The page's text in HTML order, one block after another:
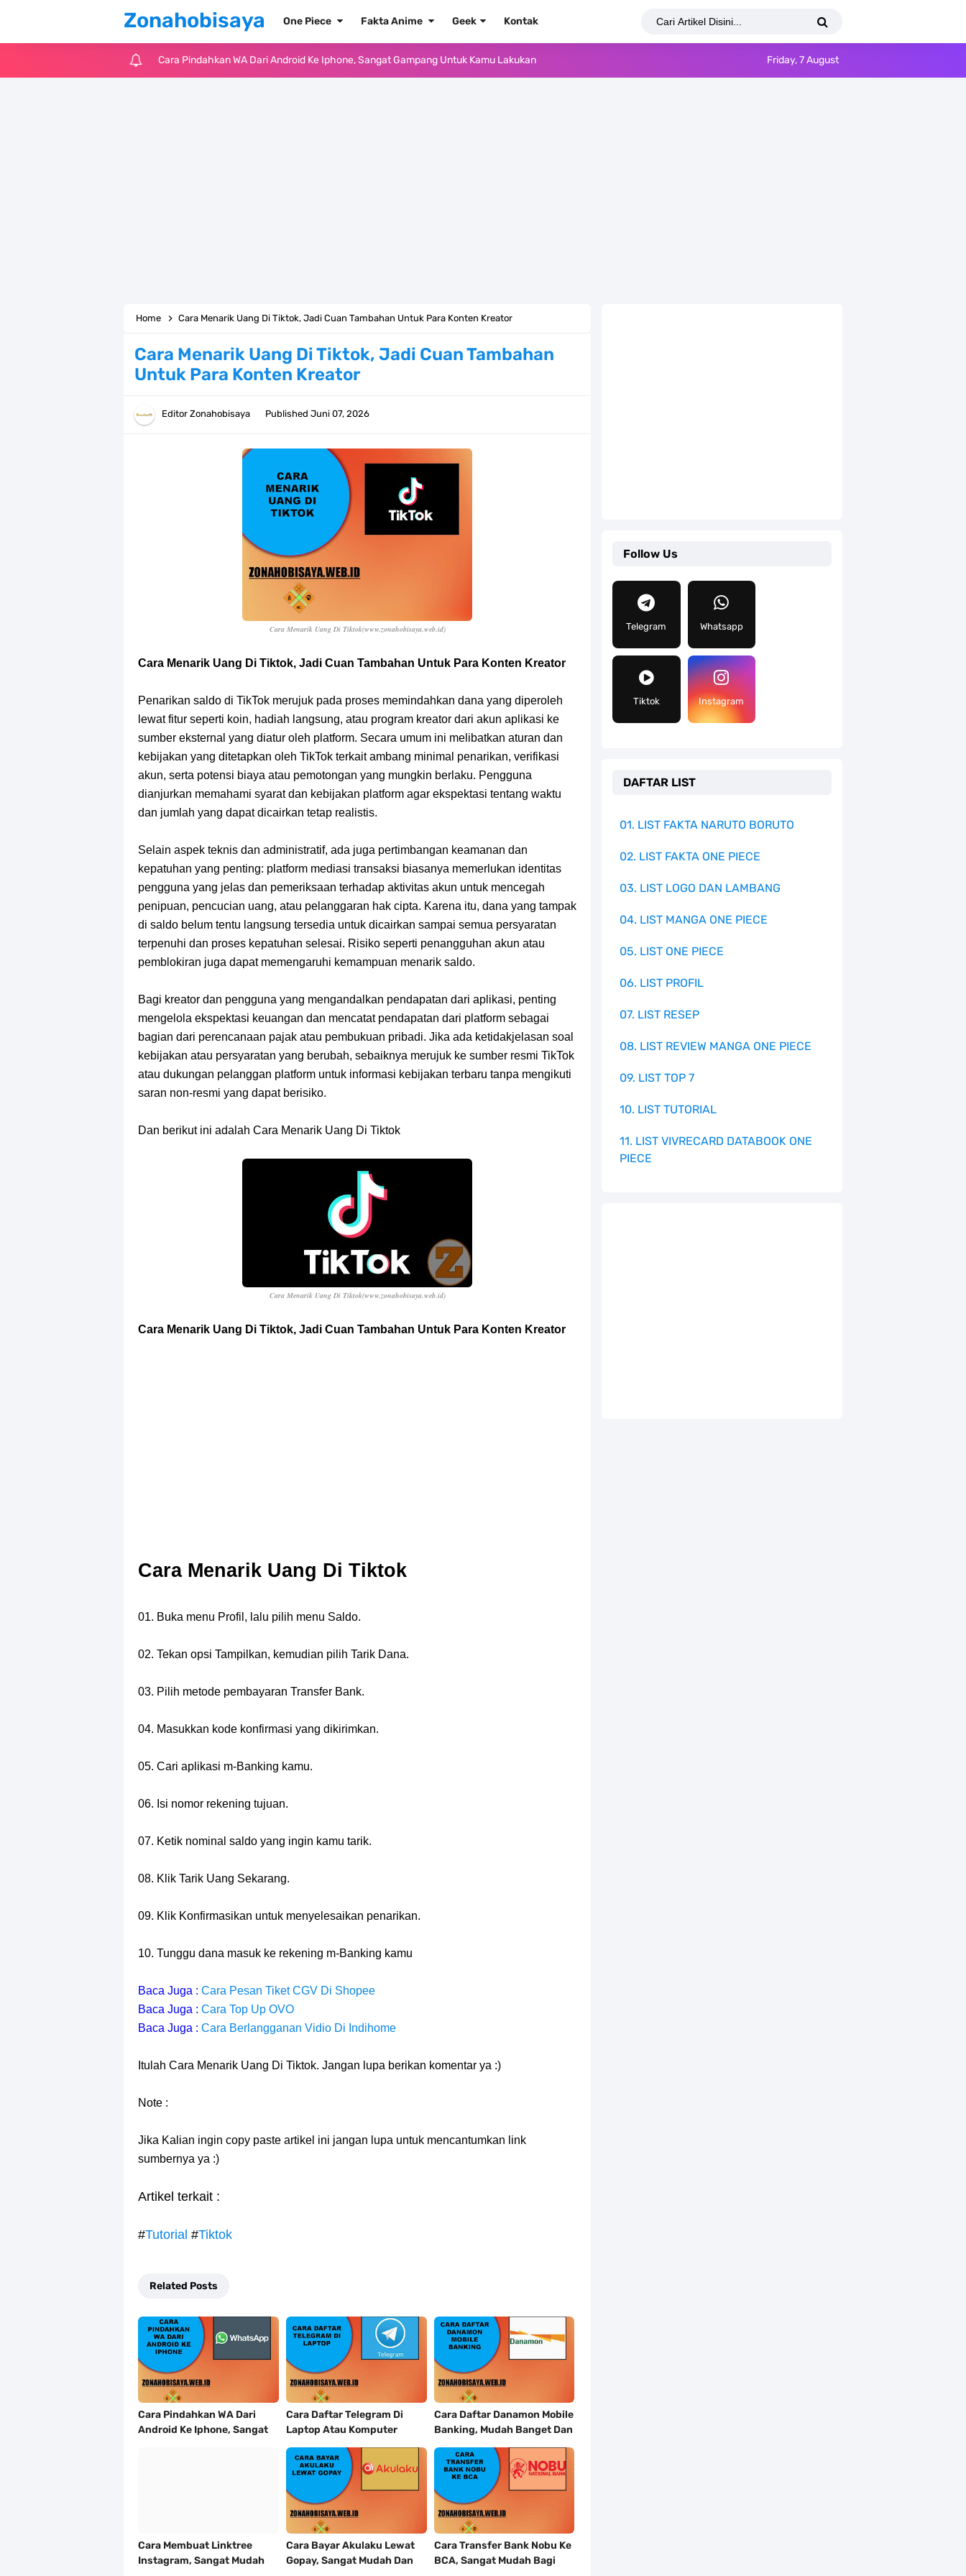
Zonahobisaya One Piece Fakta Anime Geek Kontak
Cara Pindahkan WA Dari Android Ke Iphone, Sangat Gampang Untuk Kamu Lakukan
Arti Bendera Barbados, Negara Kepulauan Yang Terletak Di Kawasan Karibia
7 Fakta Ivankov One Piece, Orang Yang Mampu Menipu Sensor Wanita Milik Sanji
7 Klub Pertama Yang Menjuarai Liga Champions, Apa Klub Jagoan Kamu Termasuk
Arti Bendera Palau, Negara Kepulauan Yang Berada Di Kawasan Pasifik Barat
Cara Membuat Linktree Instagram, Sangat Mudah Untuk Kamu Lakukan Sendiri
7 Fakta Gaban One Piece, Orang Yang Telah Memberikan Kunci Borgol Milik Loki
Arti Bendera Seychelles, Negara Kepulauan Yang Terletak Di Samudra Hindia
Cara Bayar Akulaku Lewat Gopay, Sangat Mudah Dan Tidak Ribet Sama Sekali
7 Fakta Queen One Piece, All Star Yang Jadi Penanggung Jawab Penjara Udon
7 Fakta Brook One Piece, Mantan Kapten Yang Poster Bountynya Poster Konser
7 Kapal Pesiar Terberat Di Dunia, Simbol Ambisi Industri Pariwisata Laut
Arti Bendera Tanzania, Ada Di Afrika Dengan Bentang Alam Yang Sangat Beragam
Friday, 7 August
Home Cara Menarik Uang Di Tiktok, Jadi Cuan Tambahan Untuk Para Konten Kreator
Cara Menarik Uang Di Tiktok, Jadi Cuan Tambahan
Untuk Para Konten Kreator
Editor Zonahobisaya Published Juni 07, 2026
Cara Menarik Uang Di Tiktok(www.zonahobisaya.web.id)
Cara Menarik Uang Di Tiktok, Jadi Cuan Tambahan Untuk Para Konten Kreator
Penarikan saldo di TikTok merujuk pada proses memindahkan dana yang diperoleh
lewat fitur seperti koin, hadiah langsung, atau program kreator dari akun aplikasi ke
sumber eksternal yang diatur oleh platform. Secara umum ini melibatkan aturan dan
kebijakan yang ditetapkan oleh TikTok terkait ambang minimal penarikan, verifikasi
akun, serta potensi biaya atau pemotongan yang mungkin berlaku. Pengguna
dianjurkan memahami syarat dan kebijakan platform agar ekspektasi tentang waktu
dan jumlah yang dapat dicairkan tetap realistis.
Selain aspek teknis dan administratif, ada juga pertimbangan keamanan dan
kepatuhan yang penting: platform mediasi transaksi biasanya memerlukan identitas
pengguna yang jelas dan pemeriksaan terhadap aktivitas akun untuk mencegah
penipuan, pencucian uang, atau pelanggaran hak cipta. Karena itu, dana yang tampak
di saldo belum tentu langsung tersedia untuk dicairkan sampai semua persyaratan
terpenuhi dan proses kepatuhan selesai. Risiko seperti penangguhan akun atau
pemblokiran juga dapat memengaruhi kemampuan menarik saldo.
Bagi kreator dan pengguna yang mengandalkan pendapatan dari aplikasi, penting
mengelola ekspektasi keuangan dan mencatat pendapatan dari platform sebagai
bagian dari perencanaan pajak atau pembukuan pribadi. Jika ada ketidakjelasan soal
kebijakan atau persyaratan yang berubah, sebaiknya merujuk ke sumber resmi TikTok
atau dukungan pelanggan platform untuk informasi kebijakan terbaru tanpa mengikuti
saran non-resmi yang dapat berisiko.
Dan berikut ini adalah Cara Menarik Uang Di Tiktok
Cara Menarik Uang Di Tiktok(www.zonahobisaya.web.id)
Cara Menarik Uang Di Tiktok, Jadi Cuan Tambahan Untuk Para Konten Kreator
Cara Menarik Uang Di Tiktok
01. Buka menu Profil, lalu pilih menu Saldo.
02. Tekan opsi Tampilkan, kemudian pilih Tarik Dana.
03. Pilih metode pembayaran Transfer Bank.
04. Masukkan kode konfirmasi yang dikirimkan.
05. Cari aplikasi m-Banking kamu.
06. Isi nomor rekening tujuan.
07. Ketik nominal saldo yang ingin kamu tarik.
08. Klik Tarik Uang Sekarang.
09. Klik Konfirmasikan untuk menyelesaikan penarikan.
10. Tunggu dana masuk ke rekening m-Banking kamu
Baca Juga : Cara Pesan Tiket CGV Di Shopee
Baca Juga : Cara Top Up OVO
Baca Juga : Cara Berlangganan Vidio Di Indihome
Itulah Cara Menarik Uang Di Tiktok. Jangan lupa berikan komentar ya :)
Note :
Jika Kalian ingin copy paste artikel ini jangan lupa untuk mencantumkan link
sumbernya ya :)
Artikel terkait :
#Tutorial #Tiktok
Related Posts
Cara Pindahkan WA Dari
Android Ke Iphone, Sangat
Cara Daftar Telegram Di
Laptop Atau Komputer
Kalian Dengan Sangat
Mudah
Cara Daftar Danamon Mobile
Banking, Mudah Banget Dan
Lengkap Caranya Disini
Cara Membuat Linktree
Instagram, Sangat Mudah
Cara Bayar Akulaku Lewat
Gopay, Sangat Mudah Dan
Cara Transfer Bank Nobu Ke
BCA, Sangat Mudah Bagi
Follow Us
Telegram Whatsapp
Tiktok Instagram
DAFTAR LIST
01. LIST FAKTA NARUTO BORUTO
02. LIST FAKTA ONE PIECE
03. LIST LOGO DAN LAMBANG
04. LIST MANGA ONE PIECE
05. LIST ONE PIECE
06. LIST PROFIL
07. LIST RESEP
08. LIST REVIEW MANGA ONE PIECE
09. LIST TOP 7
10. LIST TUTORIAL
11. LIST VIVRECARD DATABOOK ONE
PIECE